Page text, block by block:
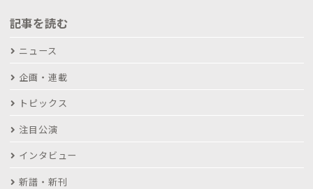
記事を読む
ニュース
企画・連載
トピックス
注目公演
インタビュー
新譜・新刊